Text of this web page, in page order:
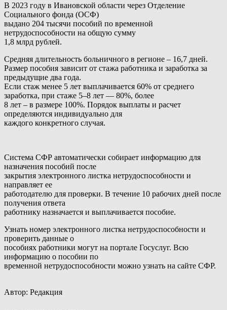
В 2023 году в Ивановской области через Отделение
Социального фонда (ОСФ)
выдано 204 тысячи пособий по временной
нетрудоспособности на общую сумму
1,8 млрд рублей.
Средняя длительность больничного в регионе – 16,7 дней.
Размер пособия зависит от стажа работника и заработка за
предыдущие два года.
Если стаж менее 5 лет выплачивается 60% от среднего
заработка, при стаже 5–8 лет — 80%, более
8 лет – в размере 100%. Порядок выплаты и расчет
определяются индивидуально для
каждого конкретного случая.
Система СФР автоматически собирает информацию для
назначения пособий после
закрытия электронного листка нетрудоспособности и
направляет ее
работодателю для проверки. В течение 10 рабочих дней после
получения ответа
работнику назначается и выплачивается пособие.
Узнать номер электронного листка нетрудоспособности и
проверить данные о
пособиях работники могут на портале Госуслуг. Всю
информацию о пособии по
временной нетрудоспособности можно узнать на сайте СФР.
Автор: Редакция